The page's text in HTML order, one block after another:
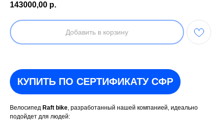
143000,00 р.
Добавить в корзину
КУПИТЬ ПО СЕРТИФИКАТУ СФР
Велосипед Raft bike, разработанный нашей компанией, идеально
подойдет для людей: